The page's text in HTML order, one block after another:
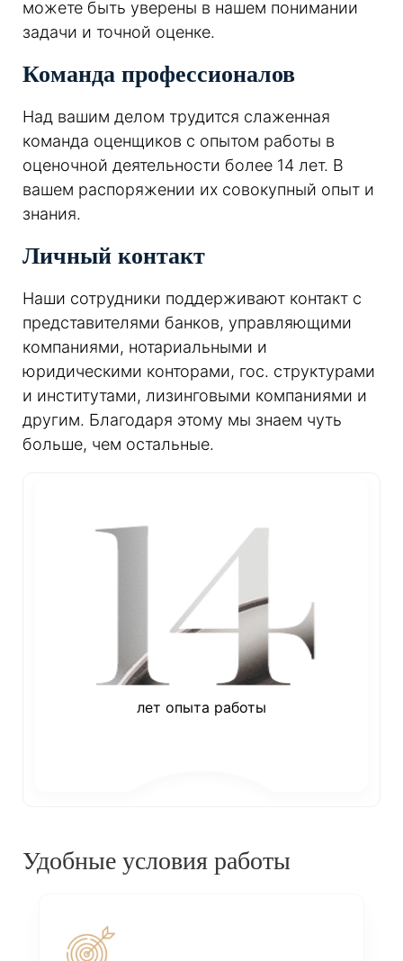
можете быть уверены в нашем понимании
задачи и точной оценке.
Команда профессионалов
Над вашим делом трудится слаженная
команда оценщиков с опытом работы в
оценочной деятельности более 14 лет. В
вашем распоряжении их совокупный опыт и
знания.
Личный контакт
Наши сотрудники поддерживают контакт с
представителями банков, управляющими
компаниями, нотариальными и
юридическими конторами, гос. структурами
и институтами, лизинговыми компаниями и
другим. Благодаря этому мы знаем чуть
больше, чем остальные.
лет опыта работы
Удобные условия работы